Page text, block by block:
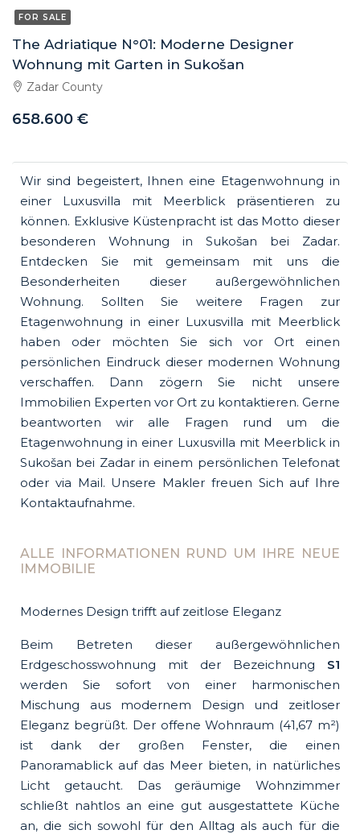
FOR SALE
The Adriatique N°01: Moderne Designer
Wohnung mit Garten in Sukošan
Zadar County
658.600 €
Wir sind begeistert, Ihnen eine Etagenwohnung in
einer Luxusvilla mit Meerblick präsentieren zu
können. Exklusive Küstenpracht ist das Motto dieser
besonderen Wohnung in Sukošan bei Zadar.
Entdecken Sie mit gemeinsam mit uns die
Besonderheiten dieser außergewöhnlichen
Wohnung. Sollten Sie weitere Fragen zur
Etagenwohnung in einer Luxusvilla mit Meerblick
haben oder möchten Sie sich vor Ort einen
persönlichen Eindruck dieser modernen Wohnung
verschaffen. Dann zögern Sie nicht unsere
Immobilien Experten vor Ort zu kontaktieren. Gerne
beantworten wir alle Fragen rund um die
Etagenwohnung in einer Luxusvilla mit Meerblick in
Sukošan bei Zadar in einem persönlichen Telefonat
oder via Mail. Unsere Makler freuen Sich auf Ihre
Kontaktaufnahme.
ALLE INFORMATIONEN RUND UM IHRE NEUE
IMMOBILIE
Modernes Design trifft auf zeitlose Eleganz
Beim Betreten dieser außergewöhnlichen
Erdgeschosswohnung mit der Bezeichnung S1
werden Sie sofort von einer harmonischen
Mischung aus modernem Design und zeitloser
Eleganz begrüßt. Der offene Wohnraum (41,67 m²)
ist dank der großen Fenster, die einen
Panoramablick auf das Meer bieten, in natürliches
Licht getaucht. Das geräumige Wohnzimmer
schließt nahtlos an eine gut ausgestattete Küche
an, die sich sowohl für den Alltag als auch für die